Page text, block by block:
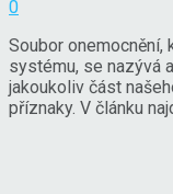
0
Soubor
systému, se nazývá
jakoukoliv část
příznaky. V článku